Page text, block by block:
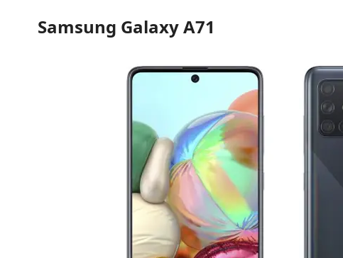
Samsung Galaxy A71